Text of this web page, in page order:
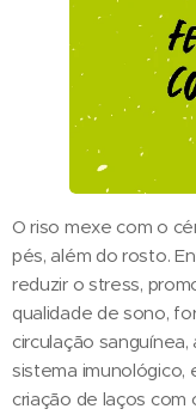
O riso mexe com o
pés, além do rosto.
reduzir o stress,
qualidade de sono,
circulação
sistema imunológico,
criação de laços com